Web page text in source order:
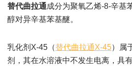
替代曲拉通成分为聚氧乙烯-8-辛基
醇对异辛基苯基醚。
乳化剂X-45（替代曲拉通X-45）属
剂，其在水溶液中不发生电离，具